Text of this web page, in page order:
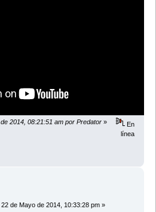
2014, 08:21:51 am por Predator »
En
línea
22 de Mayo de 2014, 10:33:28 pm »